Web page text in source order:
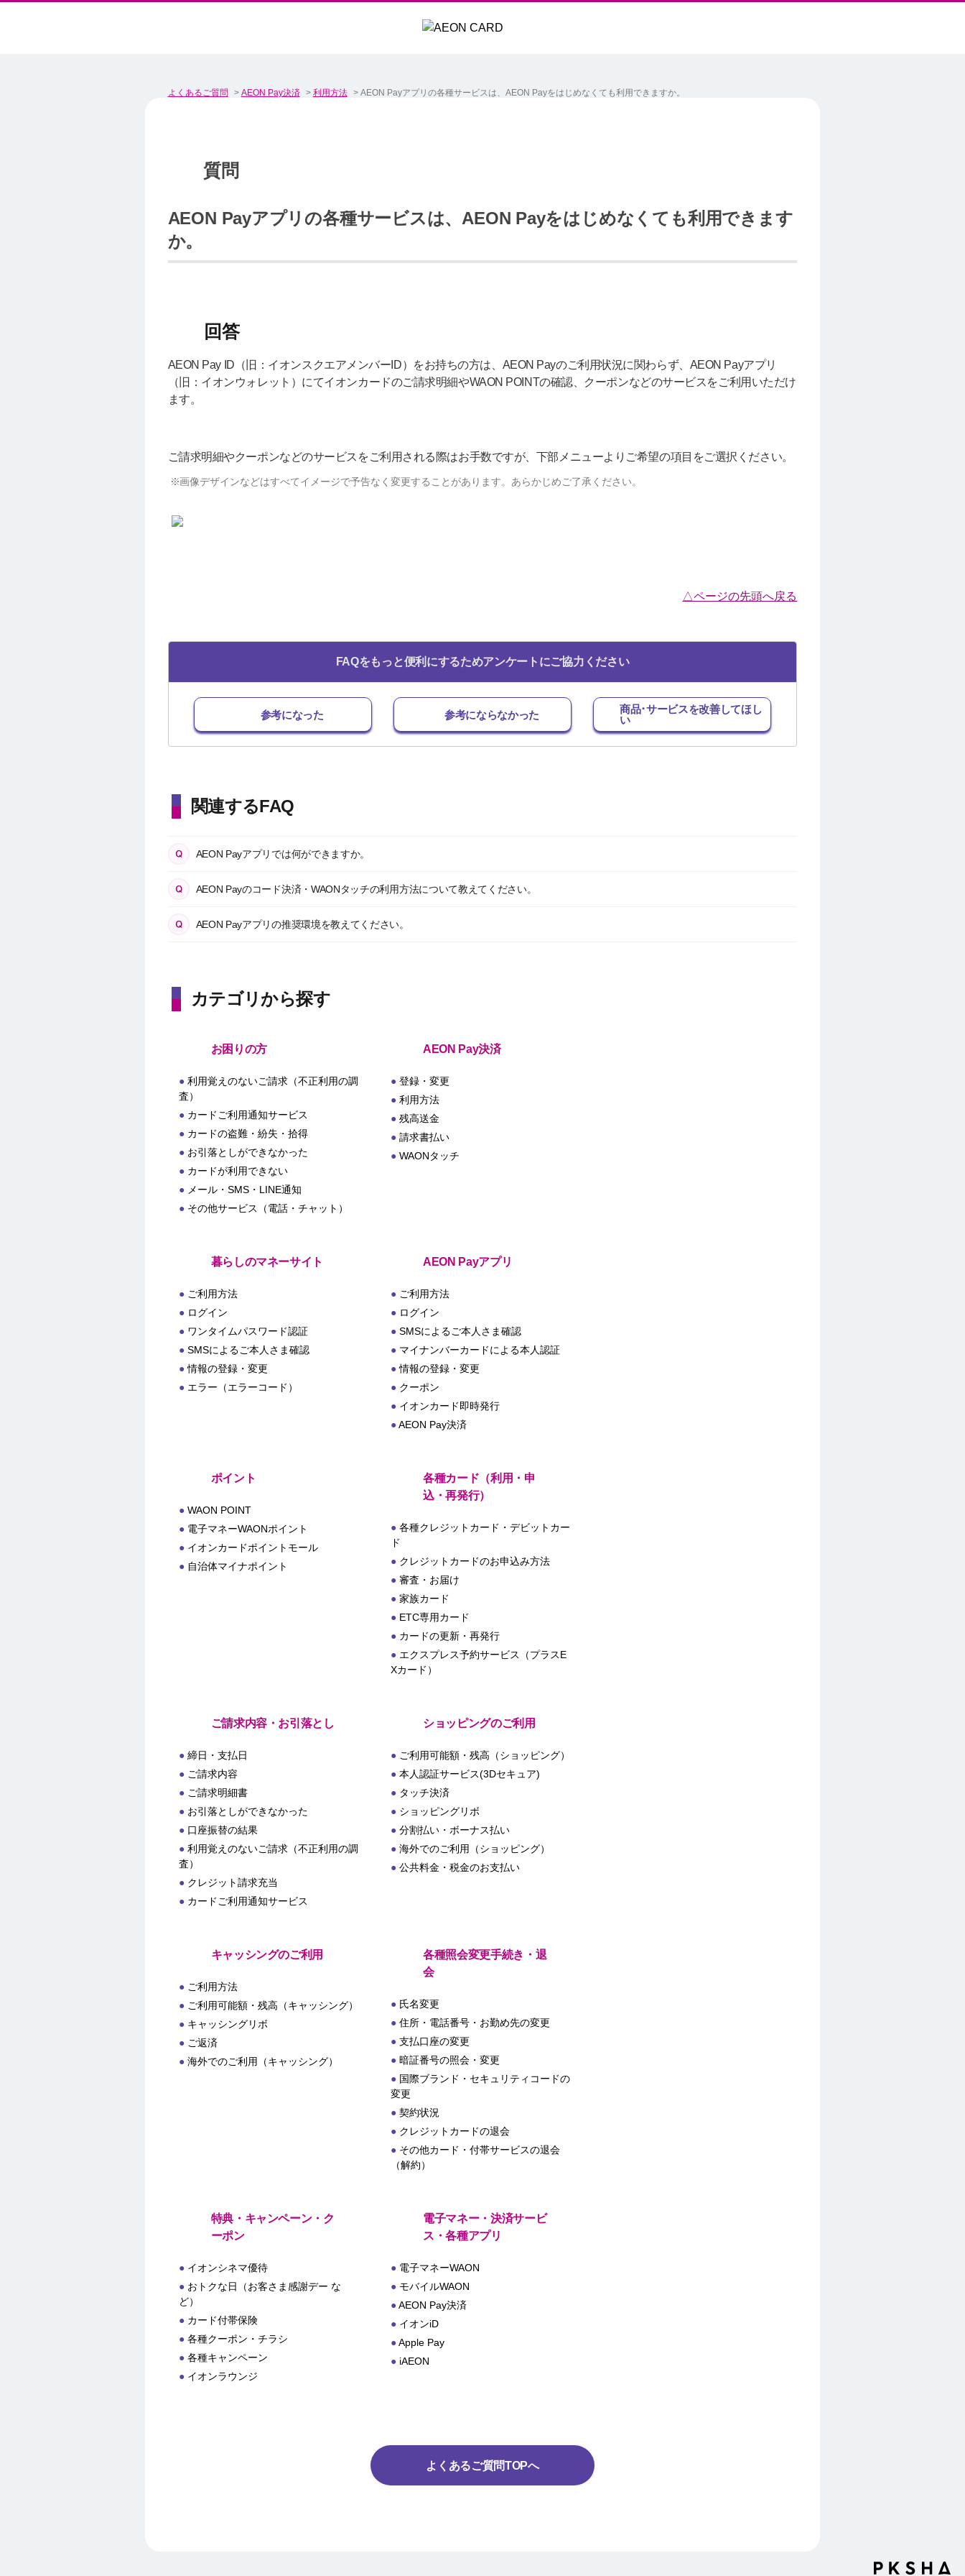
よくあるご質問 > AEON Pay決済 > 利用方法 > AEON Payアプリの各種サービスは、AEON Payをはじめなくても利用できますか。
AEON Payアプリの各種サービスは、AEON Payをはじめなくても利用できます
か。
AEON Pay ID（旧：イオンスクエアメンバーID）をお持ちの方は、AEON Payのご利用状況に関わらず、AEON Payアプリ
（旧：イオンウォレット）にてイオンカードのご請求明細やWAON POINTの確認、クーポンなどのサービスをご利用いただけ
ます。
ご請求明細やクーポンなどのサービスをご利用される際はお手数ですが、下部メニューよりご希望の項目をご選択ください。
画像デザインなどはすべてイメージで予告なく変更することがあります。あらかじめご了承ください。
△ページの先頭へ戻る
FAQをもっと便利にするためアンケートにご協力ください
参考になった 参考にならなかった
商品･サービスを改善してほし
い
関連するFAQ
AEON Payアプリでは何ができますか。
AEON Payのコード決済・WAONタッチの利用方法について教えてください。
AEON Payアプリの推奨環境を教えてください。
カテゴリから探す
お困りの方
利用覚えのないご請求（不正利用の調
査）
カードご利用通知サービス
カードの盗難・紛失・拾得
お引落としができなかった
カードが利用できない
メール・SMS・LINE通知
その他サービス（電話・チャット）
AEON Pay決済
登録・変更
利用方法
残高送金
請求書払い
WAONタッチ
暮らしのマネーサイト
ご利用方法
ログイン
ワンタイムパスワード認証
SMSによるご本人さま確認
情報の登録・変更
エラー（エラーコード）
AEON Payアプリ
ご利用方法
ログイン
SMSによるご本人さま確認
マイナンバーカードによる本人認証
情報の登録・変更
クーポン
イオンカード即時発行
AEON Pay決済
ポイント
WAON POINT
電子マネーWAONポイント
イオンカードポイントモール
自治体マイナポイント
各種カード（利用・申
込・再発行）
各種クレジットカード・デビットカー
ド
クレジットカードのお申込み方法
審査・お届け
家族カード
ETC専用カード
カードの更新・再発行
エクスプレス予約サービス（プラスE
Xカード）
ご請求内容・お引落とし
締日・支払日
ご請求内容
ご請求明細書
お引落としができなかった
口座振替の結果
利用覚えのないご請求（不正利用の調
査）
クレジット請求充当
カードご利用通知サービス
ショッピングのご利用
ご利用可能額・残高（ショッピング）
本人認証サービス(3Dセキュア)
タッチ決済
ショッピングリボ
分割払い・ボーナス払い
海外でのご利用（ショッピング）
公共料金・税金のお支払い
キャッシングのご利用
ご利用方法
ご利用可能額・残高（キャッシング）
キャッシングリボ
ご返済
海外でのご利用（キャッシング）
各種照会変更手続き・退
会
氏名変更
住所・電話番号・お勤め先の変更
支払口座の変更
暗証番号の照会・変更
国際ブランド・セキュリティコードの
変更
契約状況
クレジットカードの退会
その他カード・付帯サービスの退会
（解約）
特典・キャンペーン・ク
ーポン
イオンシネマ優待
おトクな日（お客さま感謝デー な
ど）
カード付帯保険
各種クーポン・チラシ
各種キャンペーン
イオンラウンジ
電子マネー・決済サービ
ス・各種アプリ
電子マネーWAON
モバイルWAON
AEON Pay決済
イオンiD
Apple Pay
iAEON
よくあるご質問TOPへ